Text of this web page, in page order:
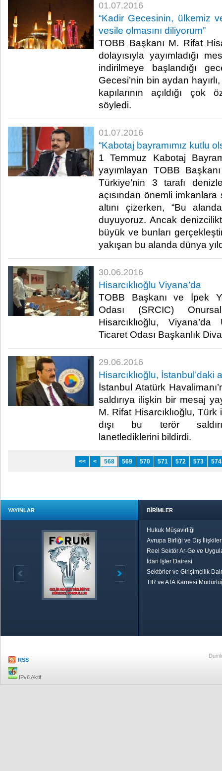
01.07.2016
“Kadir Gecesinin, ülkemiz
vesile olmasını diliyorum”
TOBB Başkanı M. Rifat
dolayısıyla yayımladığı
indirilmeye başlandığı
Gecesi’nin bin aydan
kapılarının açıldığı
söyledi.​
01.07.2016
“Kabotaj bayramımız kutlu
1 Temmuz Kabotaj
yayımlayan TOBB
Türkiye’nin 3 tarafı
açısından önemli
altını çizerken, “Bu
duyuyoruz. Ancak
büyük ve bunları
yakışan bu alanda dünya
30.06.2016
Hisarcıklıoğlu Viyana’da
TOBB Başkanı ve İpek
Odası (SRCIC)
Hisarcıklıoğlu,
Ticaret Odası Başkanlık
29.06.2016
Hisarcıklıoğlu, İstanbul’daki
İstanbul Atatürk
saldırıya ilişkin bir mesaj
M. Rifat Hisarcıklıoğlu, Türk
dışı bu terör
lanetlediklerini bildirdi.​
<< < 568 569 570 571 572 573 574
YAYINLAR BİRİMLER
Hukuk Müşavirliği
Avrupa Birliği ve Dış
Reel Sektör Ar-Ge ve
İdari İşler Dairesi
Sektörler ve Girişimcilik
TIR ve ATA Karnesi
RSS
IPv6 Aktif